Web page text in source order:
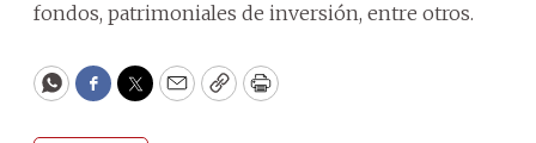
fondos, patrimoniales de inversión, entre otros.
WhatsApp
Facebook
Twitter
EmailCopyPrint